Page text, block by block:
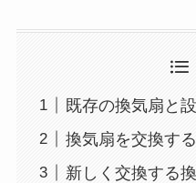
既存の換気扇と
換気扇を交換す
新しく交換する